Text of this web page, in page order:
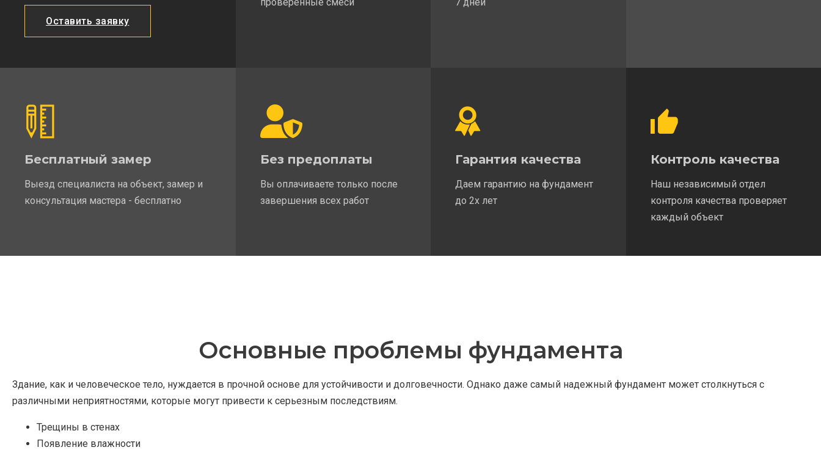
Оставить заявку
Бесплатный замер
Выезд специалиста на объект, замер и
консультация мастера - бесплатно
Без предоплаты
Вы оплачиваете только после
завершения всех работ
Гарантия качества
Даем гарантию на фундамент
до 2х лет
Контроль качества
Наш независимый отдел
контроля качества проверяет
каждый объект
Основные проблемы фундамента
Здание, как и человеческое тело, нуждается в прочной основе для устойчивости и долговечности. Однако даже самый надежный фундамент может столкнуться с
различными неприятностями, которые могут привести к серьезным последствиям.
Трещины в стенах
Появление влажности